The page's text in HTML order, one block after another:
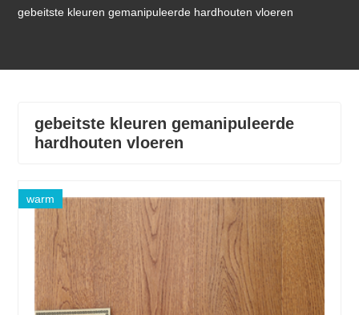
gebeitste kleuren gemanipuleerde hardhouten vloeren
gebeitste kleuren gemanipuleerde
hardhouten vloeren
warm